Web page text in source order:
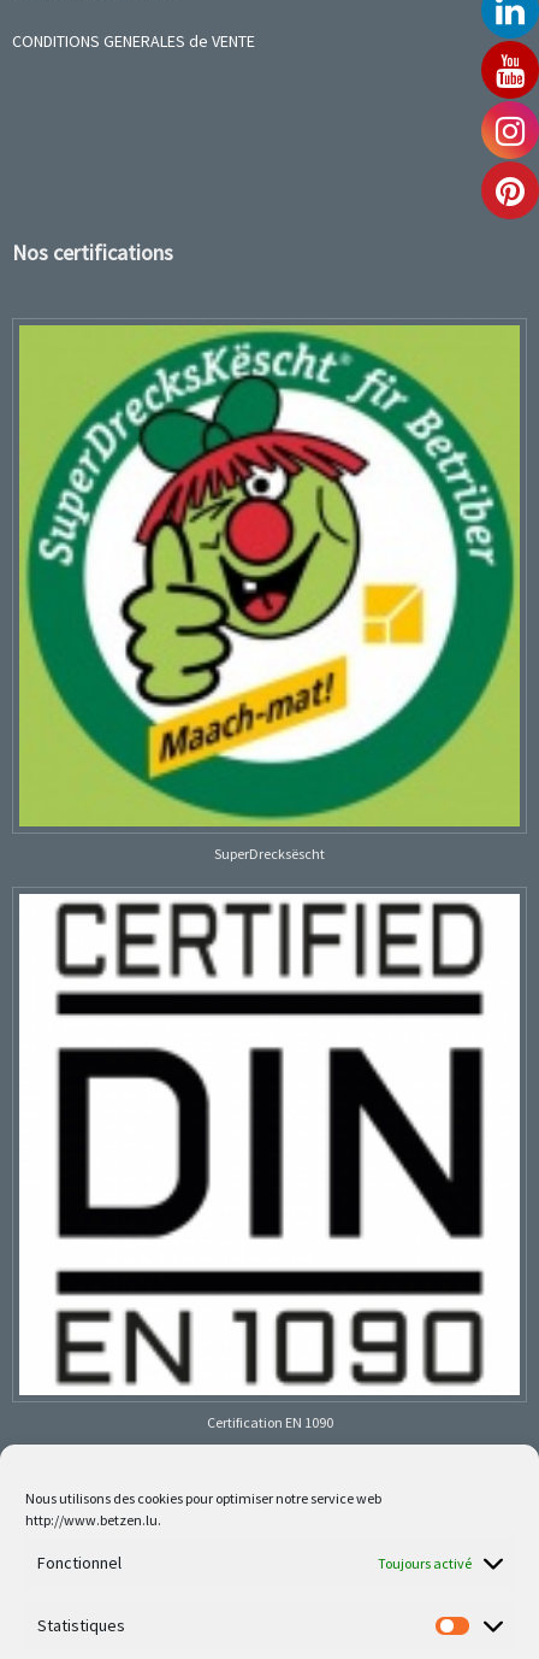
Nous utilisons des cookies pour optimiser notre service web
http://www.betzen.lu.
Fonctionnel Toujours activé
Statistiques
CONDITIONS GENERALES de VENTE
Nos certifications
SuperDrecksëscht
Certification EN 1090
Follow us on social media